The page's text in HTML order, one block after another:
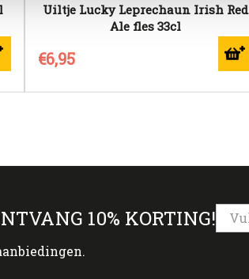
Uiltje Lucky Leprechaun Irish Red
Ale fles 33cl
€6,95
10% KORTING!